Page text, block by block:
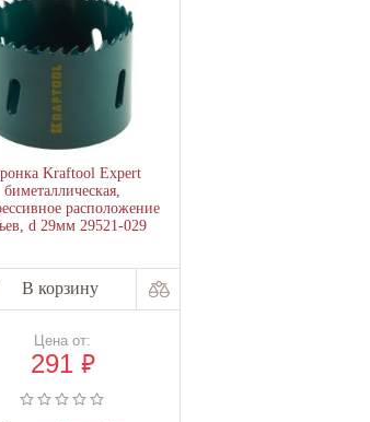
Kraftool Expert
биметаллическая,
расположение
d 29мм 29521-029
В корзину
Цена от:
291 ₽